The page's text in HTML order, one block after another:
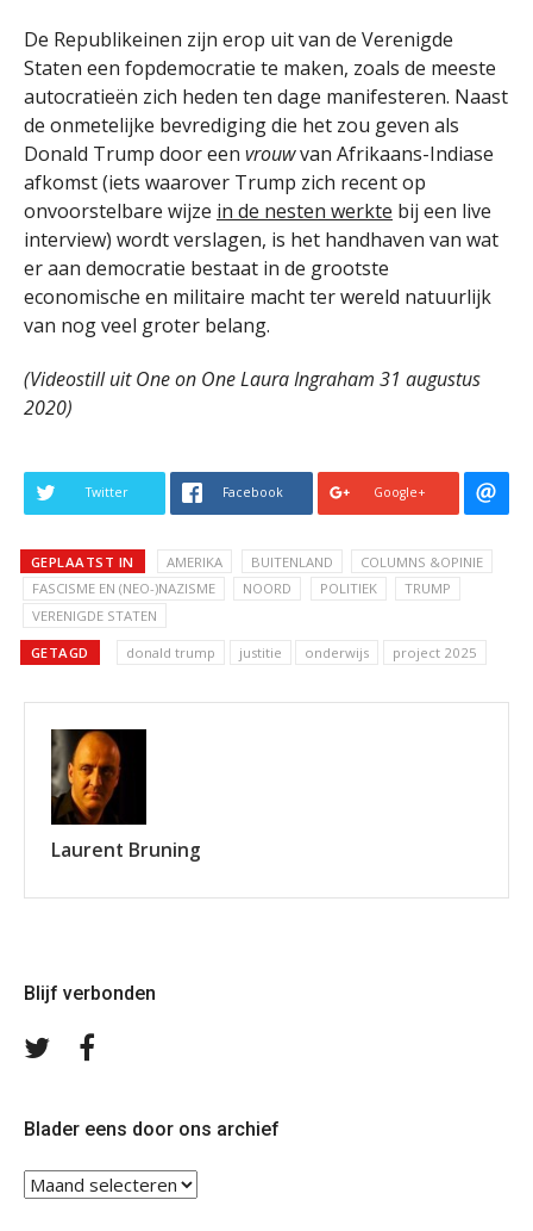
De Republikeinen zijn erop uit van de Verenigde
Staten een fopdemocratie te maken, zoals de meeste
autocratieën zich heden ten dage manifesteren. Naast
de onmetelijke bevrediging die het zou geven als
Donald Trump door een vrouwvan Afrikaans-Indiase
afkomst (iets waarover Trump zich recent op
onvoorstelbare wijze in de nesten werkte bij een live
interview) wordt verslagen, is het handhaven van wat
er aan democratie bestaat in de grootste
economische en militaire macht ter wereld natuurlijk
van nog veel groter belang.
(Videostill uit One on One Laura Ingraham 31 augustus
2020)
Twitter Facebook Google+
GEPLAATST IN AMERIKA BUITENLAND
COLUMNS &OPINIE
FASCISME EN (NEO-)NAZISME
NOORD POLITIEK
TRUMP
VERENIGDE STATEN
GETAGD donald trump justitie onderwijs project 2025
Laurent Bruning
Blijf verbonden
Volg
Blader eens door ons archief
Blader
eens